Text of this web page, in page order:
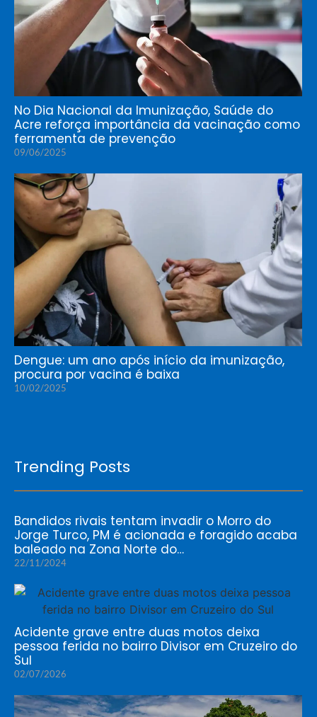
No Dia Nacional da Imunização, Saúde do
Acre reforça importância da vacinação como
ferramenta de prevenção
09/06/2025
Dengue: um ano após início da imunização,
procura por vacina é baixa
10/02/2025
Trending Posts
Bandidos rivais tentam invadir o Morro do
Jorge Turco, PM é acionada e foragido acaba
baleado na Zona Norte do…
22/11/2024
Acidente grave entre duas motos deixa
pessoa ferida no bairro Divisor em Cruzeiro do
Sul
02/07/2026